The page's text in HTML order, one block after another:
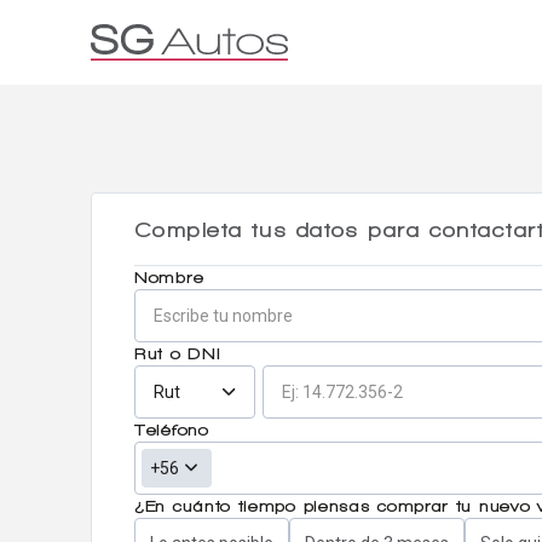
Completa tus datos para
Nombre
Rut o DNI
Rut
Teléfono
+56
¿En cuánto tiempo piensas comprar tu nuevo